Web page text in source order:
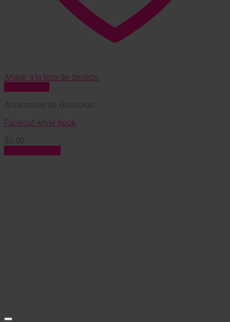
Añadir a la lista de deseos
Accesorios de Góndolas
Faceout white hook
$0.00